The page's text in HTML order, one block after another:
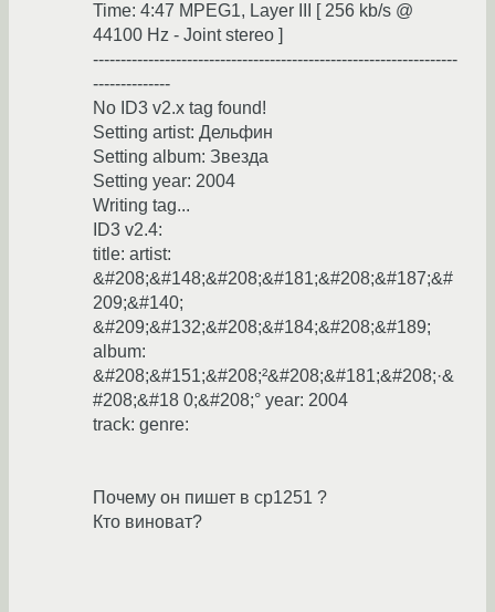
Time: 4:47 MPEG1, Layer III [ 256 kb/s @
44100 Hz - Joint stereo ]
------------------------------------------------------------------
--------------
No ID3 v2.x tag found!
Setting artist: Дельфин
Setting album: Звезда
Setting year: 2004
Writing tag...
ID3 v2.4:
title: artist:
&#208;&#148;&#208;&#181;&#208;&#187;&#
209;&#140;
&#209;&#132;&#208;&#184;&#208;&#189;
album:
&#208;&#151;&#208;²&#208;&#181;&#208;·&
#208;&#18 0;&#208;° year: 2004
track: genre:
Почему он пишет в cp1251 ?
Кто виноват?